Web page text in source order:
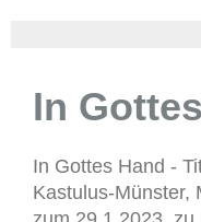
In
In Gottes Hand -
Kastulus-Münster,